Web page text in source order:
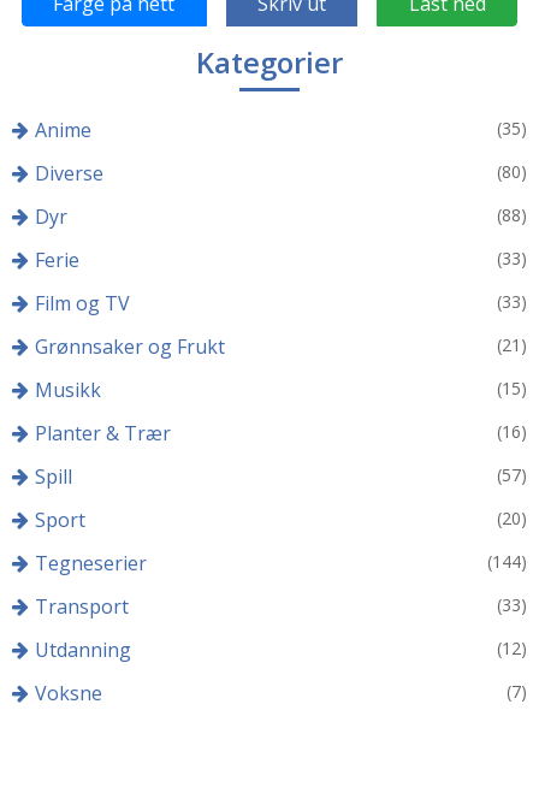
Kategorier
Anime (35)
Diverse (80)
Dyr (88)
Ferie (33)
Film og TV (33)
Grønnsaker og Frukt (21)
Musikk (15)
Planter & Trær (16)
Spill (57)
Sport (20)
Tegneserier (144)
Transport (33)
Utdanning (12)
Voksne (7)